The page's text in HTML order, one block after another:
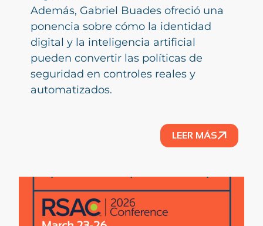
Además, Gabriel Buades ofreció una
ponencia sobre cómo la identidad
digital y la inteligencia artificial
pueden convertir las políticas de
seguridad en controles reales y
automatizados.
LEER MÁS